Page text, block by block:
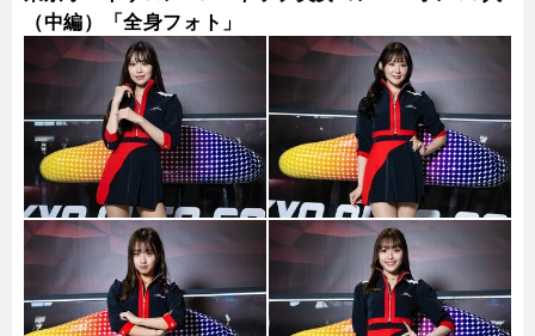
（中編）「全身フォト」